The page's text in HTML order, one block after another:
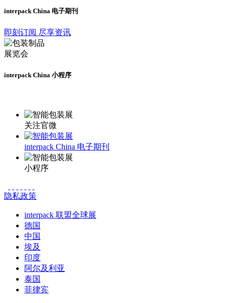
interpack China 电子期刊
即刻订阅 尽享资讯
interpack China 小程序
关注官微
interpack China 电子期刊
小程序
隐私政策
interpack 联盟全球展
德国
中国
埃及
印度
阿尔及利亚
泰国
菲律宾